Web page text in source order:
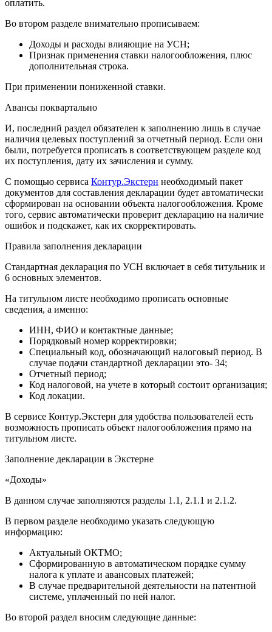
оплатить.
Во втором разделе внимательно прописываем:
Доходы и расходы влияющие на УСН;
Признак применения ставки налогообложения, плюс
дополнительная строка.
При применении пониженной ставки.
Авансы поквартально
И, последний раздел обязателен к заполнению лишь в случае
наличия целевых поступлений за отчетный период. Если они
были, потребуется прописать в соответствующем разделе код
их поступления, дату их зачисления и сумму.
С помощью сервиса Контур.Экстерн необходимый пакет
документов для составления декларации будет автоматически
сформирован на основании объекта налогообложения. Кроме
того, сервис автоматически проверит декларацию на наличие
ошибок и подскажет, как их скорректировать.
Правила заполнения декларации
Стандартная декларация по УСН включает в себя титульник и
6 основных элементов.
На титульном листе необходимо прописать основные
сведения, а именно:
ИНН, ФИО и контактные данные;
Порядковый номер корректировки;
Специальный код, обозначающий налоговый период. В
случае подачи стандартной декларации это- 34;
Отчетный период;
Код налоговой, на учете в который состоит организация;
Код локации.
В сервисе Контур.Экстерн для удобства пользователей есть
возможность прописать объект налогообложения прямо на
титульном листе.
Заполнение декларации в Экстерне
«Доходы»
В данном случае заполняются разделы 1.1, 2.1.1 и 2.1.2.
В первом разделе необходимо указать следующую
информацию:
Актуальный ОКТМО;
Сформированную в автоматическом порядке сумму
налога к уплате и авансовых платежей;
В случае предварительной деятельности на патентной
системе, уплаченный по ней налог.
Во второй раздел вносим следующие данные: